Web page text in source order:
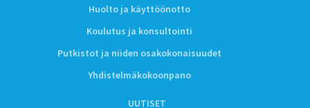
Huolto ja käyttöönotto
Koulutus ja konsultointi
Putkistot ja niiden osakokonaisuudet
Yhdistelmäkokoonpano
UUTISET